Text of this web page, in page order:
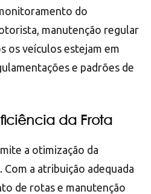
do
manutenção regular
os veículos estejam em
e padrões de
da Frota
a otimização da
a atribuição adequada
de rotas e manutenção